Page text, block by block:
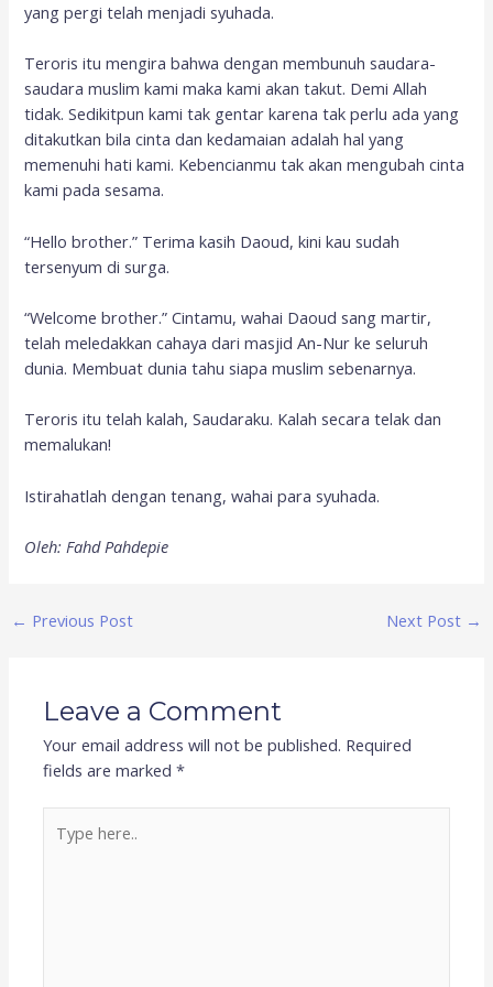
yang pergi telah menjadi syuhada.
Teroris itu mengira bahwa dengan membunuh saudara-
saudara muslim kami maka kami akan takut. Demi Allah
tidak. Sedikitpun kami tak gentar karena tak perlu ada yang
ditakutkan bila cinta dan kedamaian adalah hal yang
memenuhi hati kami. Kebencianmu tak akan mengubah cinta
kami pada sesama.
“Hello brother.” Terima kasih Daoud, kini kau sudah
tersenyum di surga.
“Welcome brother.” Cintamu, wahai Daoud sang martir,
telah meledakkan cahaya dari masjid An-Nur ke seluruh
dunia. Membuat dunia tahu siapa muslim sebenarnya.
Teroris itu telah kalah, Saudaraku. Kalah secara telak dan
memalukan!
Istirahatlah dengan tenang, wahai para syuhada.
Oleh: Fahd Pahdepie
← Previous Post Next Post →
Leave a Comment
Your email address will not be published. Required
fields are marked*
here..